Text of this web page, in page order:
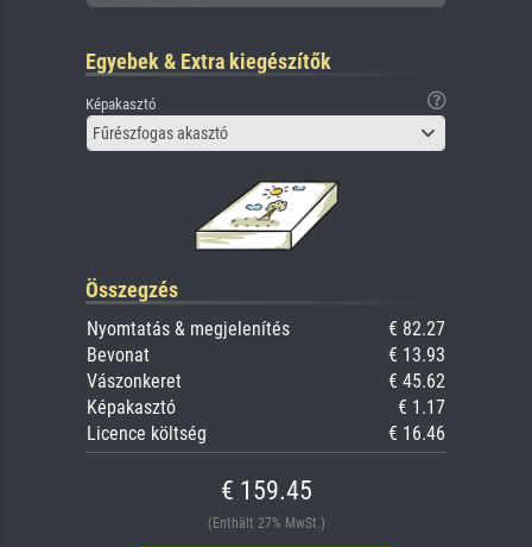
Egyebek & Extra kiegészítők
Képakasztó
Fűrészfogas akasztó
Összegzés
Nyomtatás & megjelenítés
€ 82.27
Bevonat
€ 13.93
Vászonkeret
€ 45.62
Képakasztó
€ 1.17
Licence költség
€ 16.46
€ 159.45
(Enthält 27% MwSt.)